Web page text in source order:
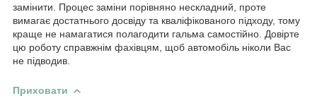
замінити. Процес заміни порівняно нескладний, проте
вимагає достатнього досвіду та кваліфікованого підходу, тому
краще не намагатися полагодити гальма самостійно. Довірте
цю роботу справжнім фахівцям, щоб автомобіль ніколи Вас
не підводив.
Приховати